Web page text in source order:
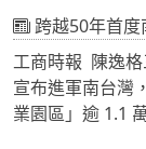
跨越50年首度
工商時報 陳逸
宣布進軍南台灣
業園區」逾 1.1